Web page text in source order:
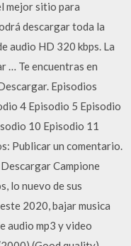
mejor sitio para
descargar toda la
audio HD 320 kbps. La
… Te encuentras en
Episodios
4 Episodio 5 Episodio
10 Episodio 11
Publicar un comentario.
Campione
lo nuevo de sus
2020, bajar musica
audio mp3 y video